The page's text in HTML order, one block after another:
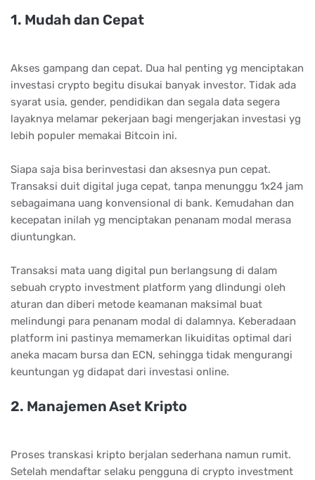
1. Mudаh dаn Cераt
Akses gampang dan cepat. Dua hal penting yg menciptakan
investasi crypto begitu disukai banyak investor. Tidak ada
syarat usia, gender, pendidikan dan segala data segera
layaknya melamar pekerjaan bagi mengerjakan investasi yg
lebih populer memakai Bitcoin ini.
Siapa saja bisa berinvestasi dan aksesnya pun cepat.
Transaksi duit digital juga cepat, tanpa menunggu 1x24 jam
sebagaimana uang konvensional di bank. Kemudahan dan
kecepatan inilah yg menciptakan penanam modal merasa
diuntungkan.
Transaksi mata uang digital pun berlangsung di dalam
sebuah crypto investment platform yang dlindungi oleh
aturan dan diberi metode keamanan maksimal buat
melindungi para penanam modal di dalamnya. Keberadaan
platform ini pastinya memamerkan likuiditas optimal dari
aneka macam bursa dan ECN, sehingga tidak mengurangi
keuntungan yg didapat dari investasi online.
2. Mаnаjеmеn Aѕеt Krірtо
Proses transkasi kripto berjalan sederhana namun rumit.
Setelah mendaftar selaku pengguna di crypto investment